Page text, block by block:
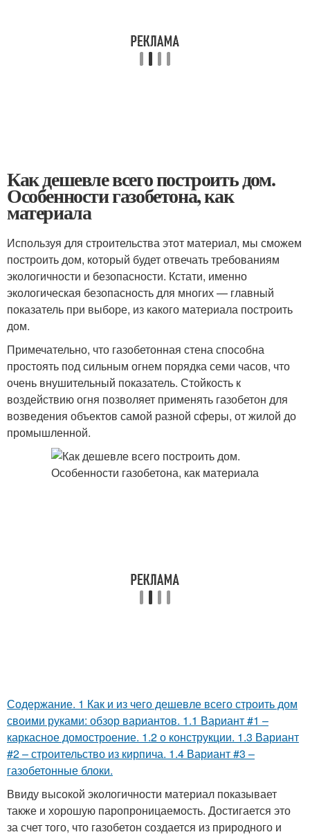
Как дешевле всего построить дом.
Особенности газобетона, как
материала
Используя для строительства этот материал, мы сможем
построить дом, который будет отвечать требованиям
экологичности и безопасности. Кстати, именно
экологическая безопасность для многих — главный
показатель при выборе, из какого материала построить
дом.
Примечательно, что газобетонная стена способна
простоять под сильным огнем порядка семи часов, что
очень внушительный показатель. Стойкость к
воздействию огня позволяет применять газобетон для
возведения объектов самой разной сферы, от жилой до
промышленной.
Содержание. 1 Как и из чего дешевле всего строить дом
своими руками: обзор вариантов. 1.1 Вариант #1 –
каркасное домостроение. 1.2 о конструкции. 1.3 Вариант
#2 – строительство из кирпича. 1.4 Вариант #3 –
газобетонные блоки.
Ввиду высокой экологичности материал показывает
также и хорошую паропроницаемость. Достигается это
за счет того, что газобетон создается из природного и